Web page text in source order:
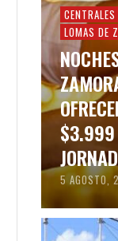
CENTRALES
LOMAS DE
$3.999
5 AGOSTO,